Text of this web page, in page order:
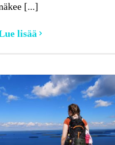
[...]
lisää